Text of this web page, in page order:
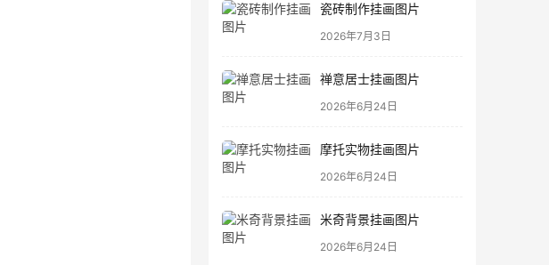
瓷砖制作挂画图片
2026年7月3日
禅意居士挂画图片
2026年6月24日
摩托实物挂画图片
2026年6月24日
米奇背景挂画图片
2026年6月24日